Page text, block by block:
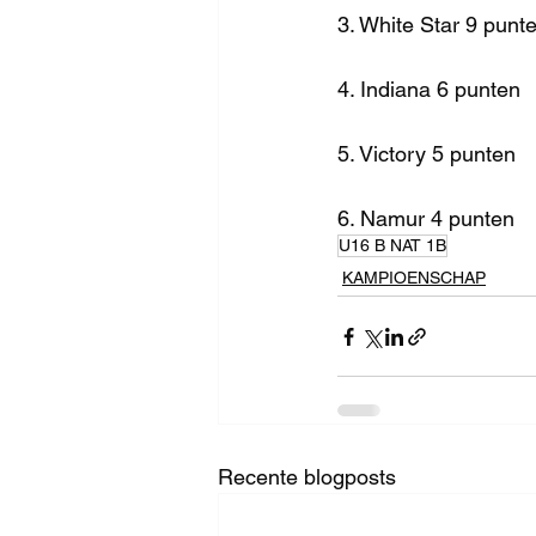
3. White Star 9
4. Indiana 6 punten
5. Victory 5 punten
6. Namur 4 punten
U16 B NAT 1B
KAMPIOENSCHAP
Recente blogposts